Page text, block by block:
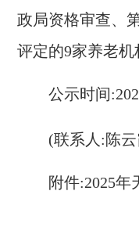
政局资格审查、
评定的9家养老机
公示时间:202
(联系人:陈
附件:2025年